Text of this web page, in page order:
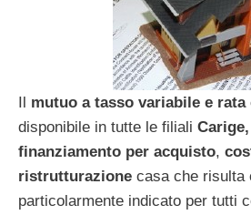
Il mutuo a tasso variabile e rata
disponibile in tutte le filiali Carige,
finanziamento per acquisto,
ristrutturazione casa che risulta
particolarmente indicato per tutti